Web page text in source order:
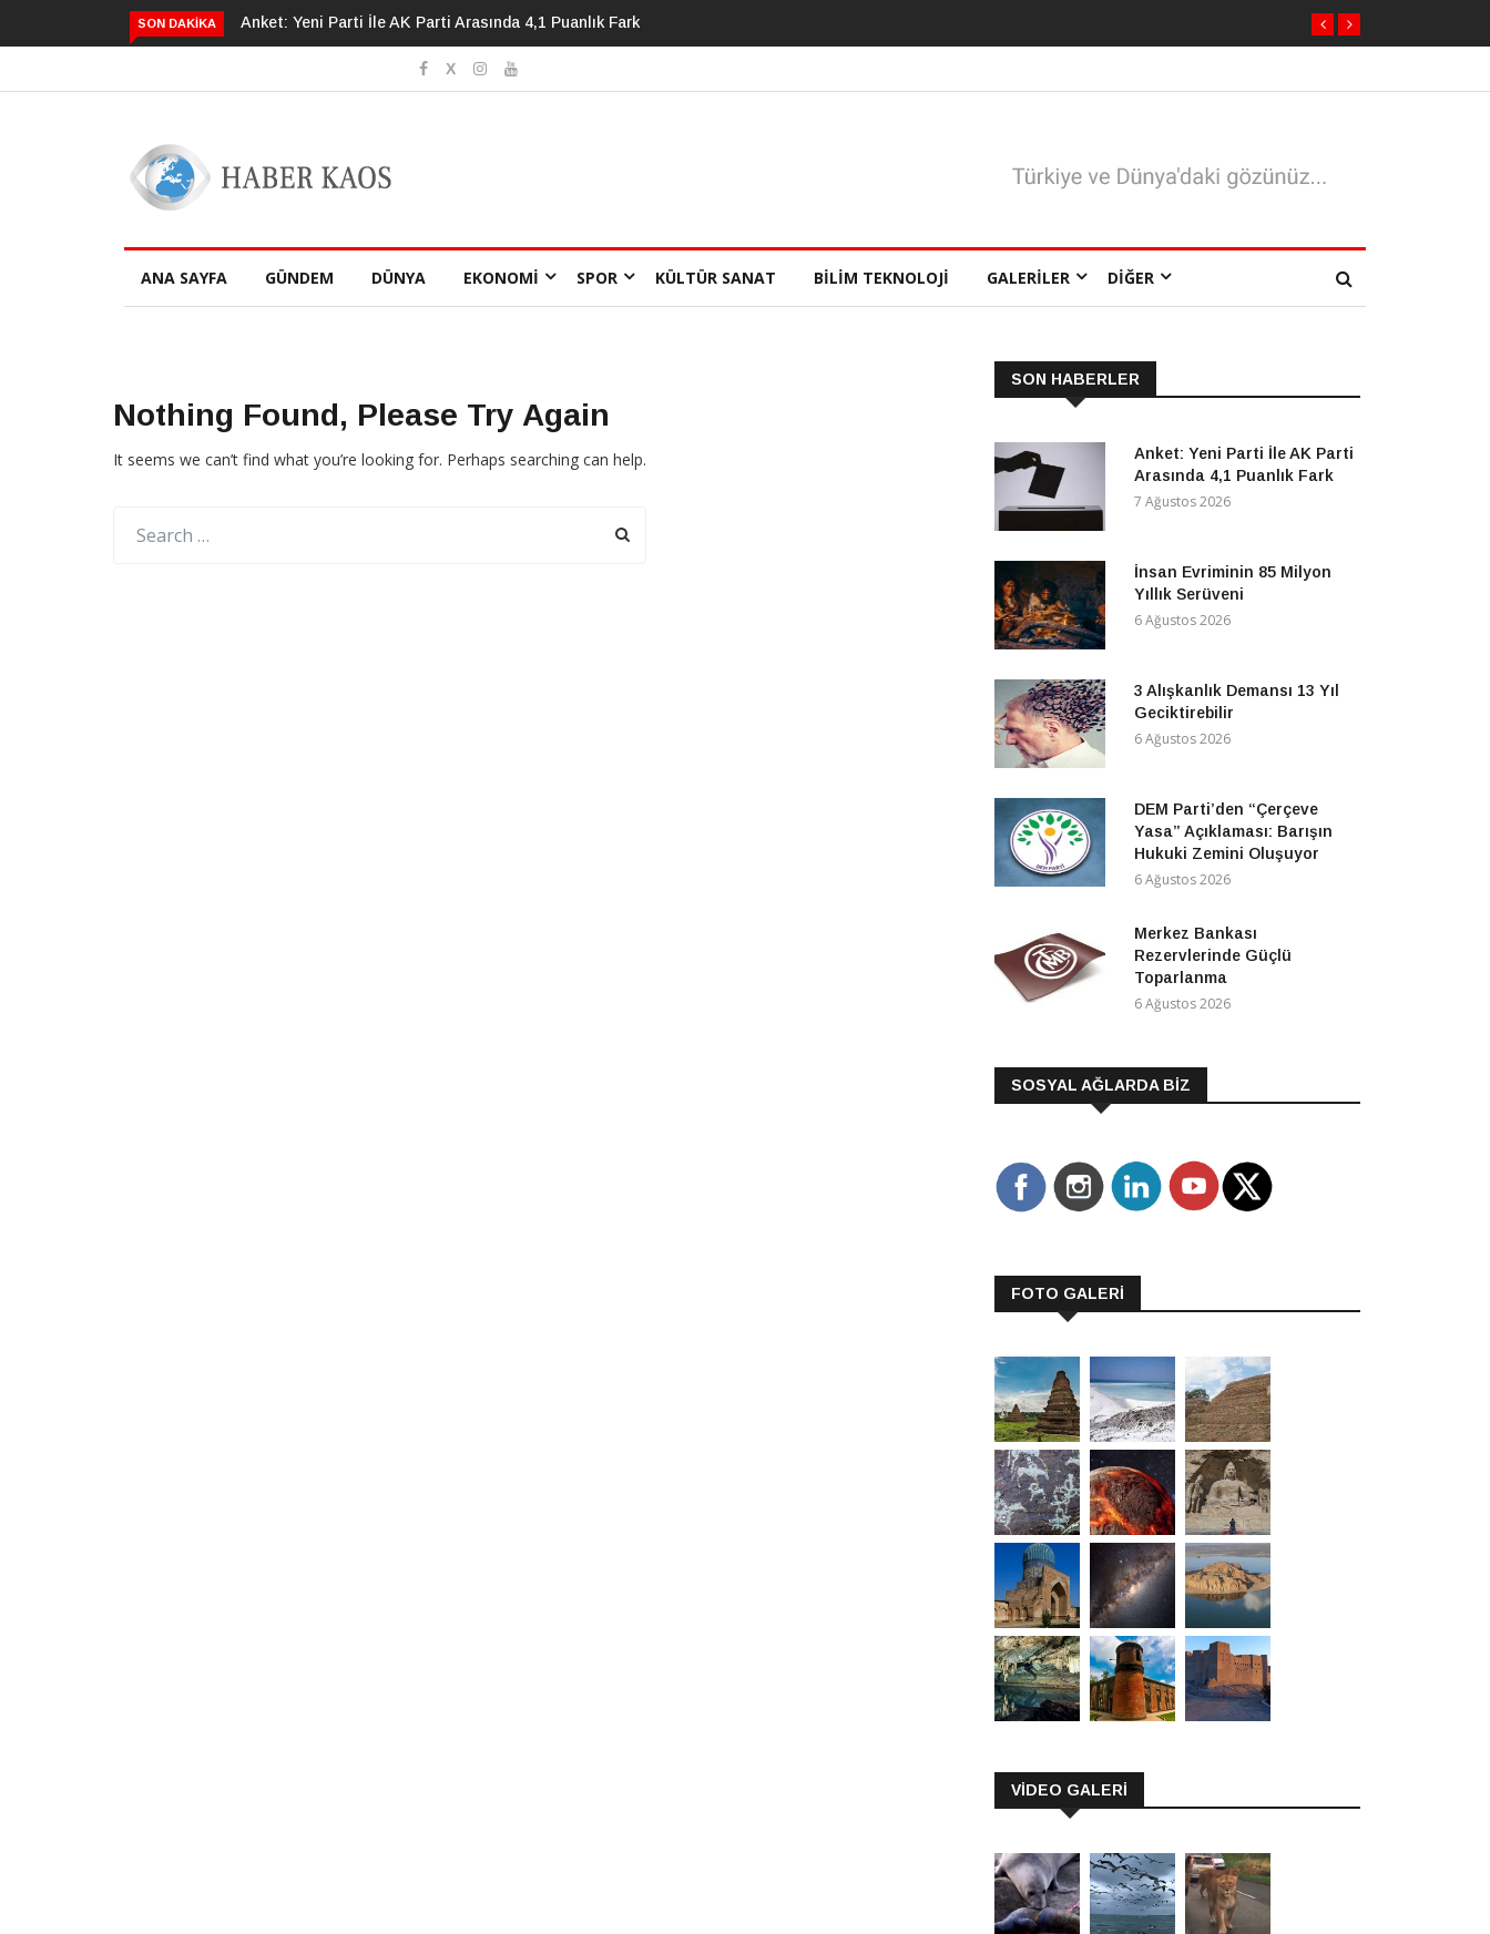
SON DAKIKA
Anket: Yeni Parti İle AK Parti Arasında 4,1 Puanlık Farkİnsan Evriminin 85 Milyon Yıllık Serüveni
ANA SAYFA GÜNDEM DÜNYA EKONOMI SPOR KÜLTÜR SANAT BILIM TEKNOLOJI GALERILER DIĞER
Nothing Found, Please Try Again
It seems we can’t find what you’re looking for. Perhaps searching can help.
SON HABERLER
Anket: Yeni Parti İle AK Parti
Arasında 4,1 Puanlık Fark
7 Ağustos 2026
İnsan Evriminin 85 Milyon
Yıllık Serüveni
6 Ağustos 2026
3 Alışkanlık Demansı 13 Yıl
Geciktirebilir
6 Ağustos 2026
DEM Parti’den “Çerçeve
Yasa” Açıklaması: Barışın
Hukuki Zemini Oluşuyor
6 Ağustos 2026
Merkez Bankası
Rezervlerinde Güçlü
Toparlanma
6 Ağustos 2026
SOSYAL AĞLARDA BİZ
FOTO GALERİ
VİDEO GALERİ